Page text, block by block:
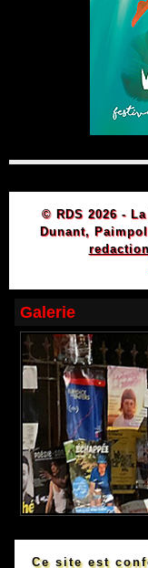
© RDS 2026 -
Dunant,
Galerie
Ce site est